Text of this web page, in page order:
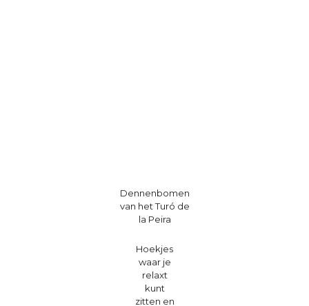
Dennenbomen
van het Turó de
la Peira
Hoekjes
waar je
relaxt
kunt
zitten en